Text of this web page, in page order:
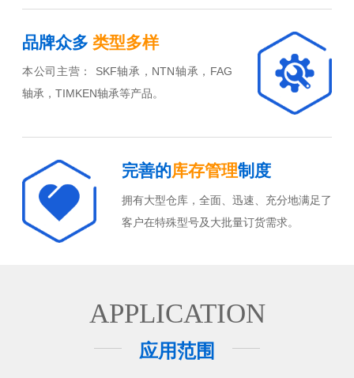
品牌众多 类型多样
本公司主营： SKF轴承，NTN轴承，FAG
轴承，TIMKEN轴承等产品。
完善的库存管理制度
拥有大型仓库，全面、迅速、充分地满足了
客户在特殊型号及大批量订货需求。
APPLICATION
应用范围